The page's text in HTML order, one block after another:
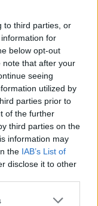
to third parties, or
for
below opt-out
note that after your
seeing
utilized by
parties prior to
of the further
third parties on the
information may
the IAB’s List of
disclose it to other
reklama
o celkovém
je reálný výkon
proto, že úřady
slunečních
fotovoltaické
odrazí
nového roku
i s přísnější